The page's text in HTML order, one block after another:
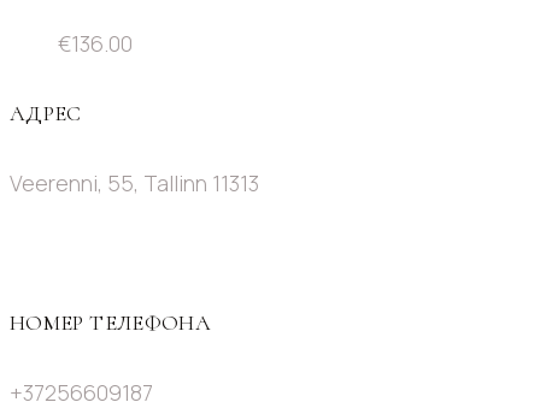
€136.00
АДРЕС
Veerenni, 55, Tallinn 11313
НОМЕР ТЕЛЕФОНА
+37256609187